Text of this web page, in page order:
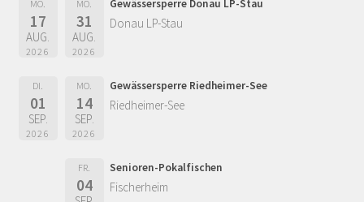
MO.
17
AUG.
2026
MO.
31
AUG.
2026
Gewässersperre Donau LP-Stau
Donau LP-Stau
DI.
01
SEP.
2026
MO.
14
SEP.
2026
Gewässersperre Riedheimer-See
Riedheimer-See
FR.
04
Senioren-Pokalfischen
Fischerheim